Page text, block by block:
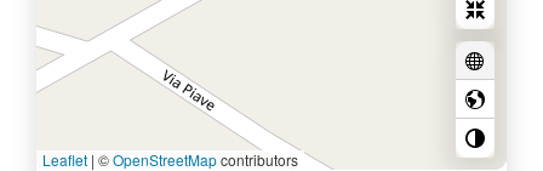
Leaflet | ©OpenStreetMapcontributors